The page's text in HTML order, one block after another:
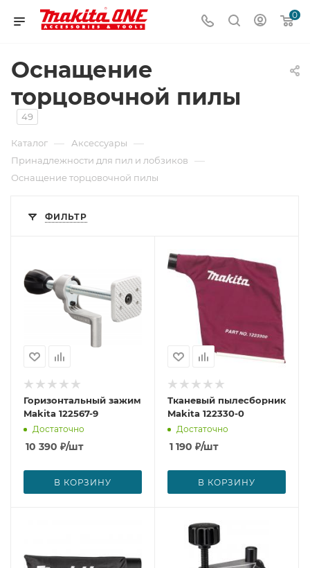
0
Оснащение
торцовочной пилы
49
Каталог — Аксессуары —
Принадлежности для пил и лобзиков —
Оснащение торцовочной пилы
ФИЛЬТР
Горизонтальный зажим
Makita 122567-9
Достаточно
10 390 ₽/шт
В КОРЗИНУ
Тканевый пылесборник
Makita 122330-0
Достаточно
1 190 ₽/шт
В КОРЗИНУ